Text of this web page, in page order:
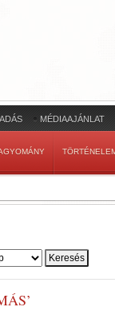
MÉDIAAJÁNLAT